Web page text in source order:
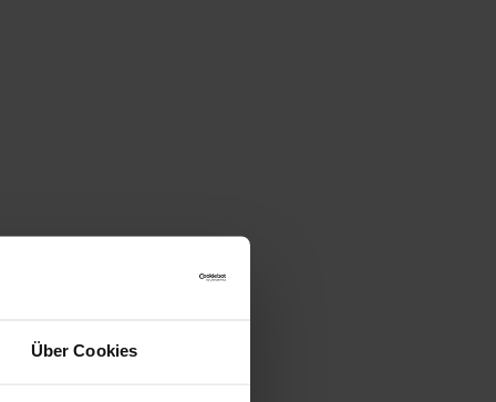
Über Cookies